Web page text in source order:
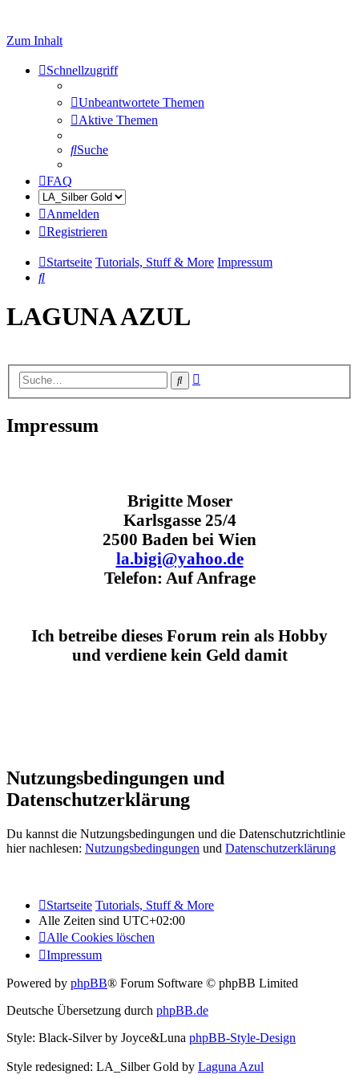
Zum Inhalt
Schnellzugriff
Unbeantwortete Themen
Aktive Themen
Suche
FAQ
Anmelden
Registrieren
Startseite Tutorials, Stuff & More Impressum
Suche
LAGUNA AZUL
Suche
Impressum
Brigitte Moser
Karlsgasse 25/4
2500 Baden bei Wien
la.bigi@yahoo.de
Telefon: Auf Anfrage
Ich betreibe dieses Forum rein als Hobby
und verdiene kein Geld damit
Nutzungsbedingungen und
Datenschutzerklärung
Du kannst die Nutzungsbedingungen und die Datenschutzrichtlinie
hier nachlesen: Nutzungsbedingungen und Datenschutzerklärung
Startseite Tutorials, Stuff & More
Alle Zeiten sind UTC+02:00
Alle Cookies löschen
Impressum
Powered by phpBB® Forum Software © phpBB Limited
Deutsche Übersetzung durch phpBB.de
Style: Black-Silver by Joyce&Luna phpBB-Style-Design
Style redesigned: LA_Silber Gold by Laguna Azul